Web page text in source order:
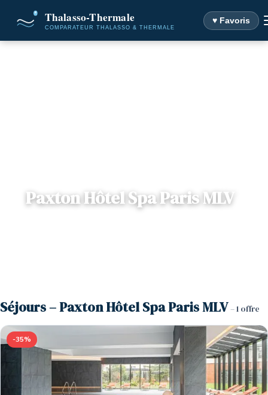
♥ Favoris
Paxton Hôtel Spa Paris MLV
Séjours – Paxton Hôtel Spa Paris MLV– 1 offre
-35%